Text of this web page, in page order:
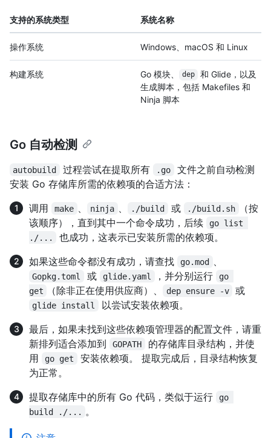
支持的系统类型 系统名称
操作系统 Windows、macOS 和 Linux
构建系统 Go 模块、 dep
和 Glide，以及
生成脚本，包括 Makefiles 和
Ninja 脚本
Go 自动检测
autobuild 过程尝试在提取所有 .go
文件之前自动检测
安装 Go 存储库所需的依赖项的合适方法：
调用
make ninja ./build 或 ./build.sh
（按
该顺序），直到其中一个命令成功，后续
go list
./...
也成功，这表示已安装所需的依赖项。
如果这些命令都没有成功，请查找
go.mod
Gopkg.toml 或 glide.yaml ，并分别运行
go
get
（除非正在使用供应商）、 dep ensure -v 或
glide install
以尝试安装依赖项。
最后，如果未找到这些依赖项管理器的配置文件，请重
新排列适合添加到
GOPATH
的存储库目录结构，并使
用
go get
安装依赖项。 提取完成后，目录结构恢复
为正常。
提取存储库中的所有 Go 代码，类似于运行
go
build ./...
。